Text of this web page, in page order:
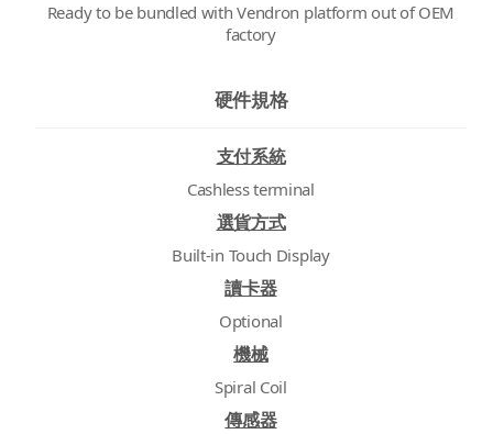
Ready to be bundled with Vendron platform out of OEM
factory
硬件規格
支付系統
Cashless terminal
選貨方式
Built-in Touch Display
讀卡器
Optional
機械
Spiral Coil
傳感器